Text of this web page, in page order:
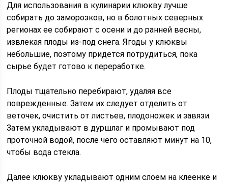
Для использования в кулинарии клюкву лучше
собирать до заморозков, но в болотных северных
регионах ее собирают с осени и до ранней весны,
извлекая плоды из-под снега. Ягоды у клюквы
небольшие, поэтому придется потрудиться, пока
сырье будет готово к переработке.
Плоды тщательно перебирают, удаляя все
поврежденные. Затем их следует отделить от
веточек, очистить от листьев, плодоножек и завязи.
Затем укладывают в дуршлаг и промывают под
проточной водой, после чего оставляют минут на 10,
чтобы вода стекла.
Далее клюкву укладывают одним слоем на клеенке и